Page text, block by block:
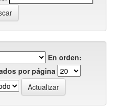
En orden:
por página